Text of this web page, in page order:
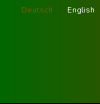
Deutsch English